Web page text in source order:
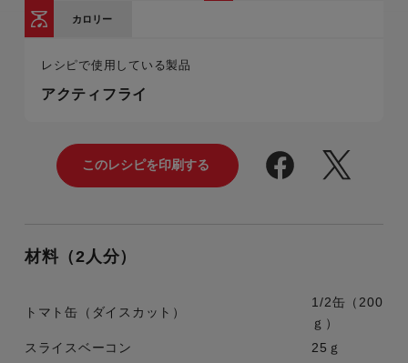
カロリー
レシピで使用している製品
アクティフライ
材料（2人分）
トマト缶（ダイスカット）
1/2缶（200
ｇ）
スライスベーコン
25ｇ